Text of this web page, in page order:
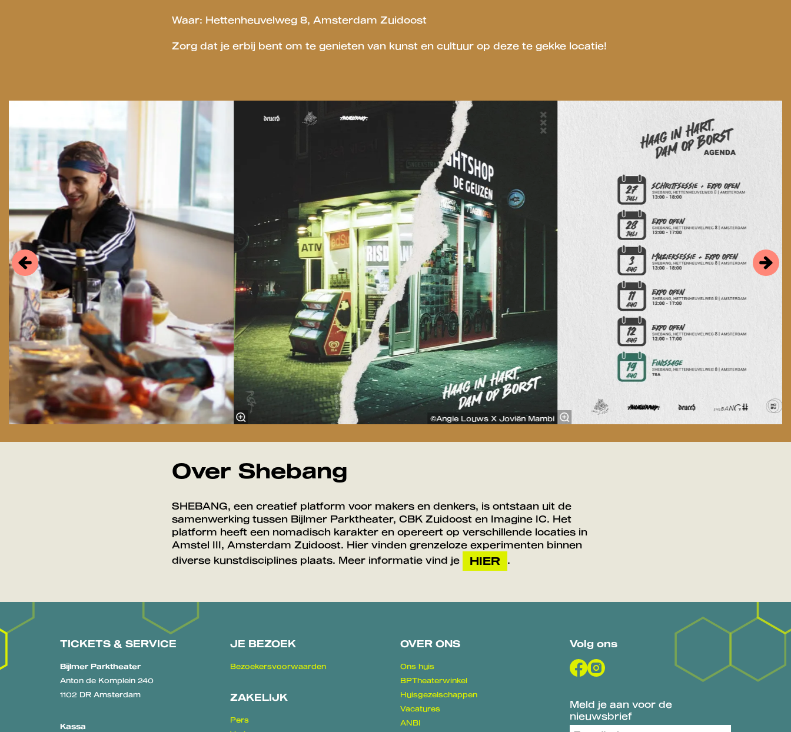
Waar: Hettenheuvelweg 8, Amsterdam Zuidoost
Zorg dat je erbij bent om te genieten van kunst en cultuur op deze te gekke locatie!
©Angie Louws X Joviën Mambi
Over Shebang
SHEBANG, een creatief platform voor makers en denkers, is ontstaan uit de
samenwerking tussen Bijlmer Parktheater, CBK Zuidoost en Imagine IC. Het
platform heeft een nomadisch karakter en opereert op verschillende locaties in
Amstel III, Amsterdam Zuidoost. Hier vinden grenzeloze experimenten binnen
diverse kunstdisciplines plaats. Meer informatie vind je
HIER .
TICKETS & SERVICE
Bijlmer Parktheater
Anton de Komplein 240
1102 DR Amsterdam
Kassa
JE BEZOEK
Bezoekersvoorwaarden
ZAKELIJK
Pers
OVER ONS
Ons huis
BPTheaterwinkel
Huisgezelschappen
Vacatures
ANBI
Volg ons
Meld je aan voor de
nieuwsbrief